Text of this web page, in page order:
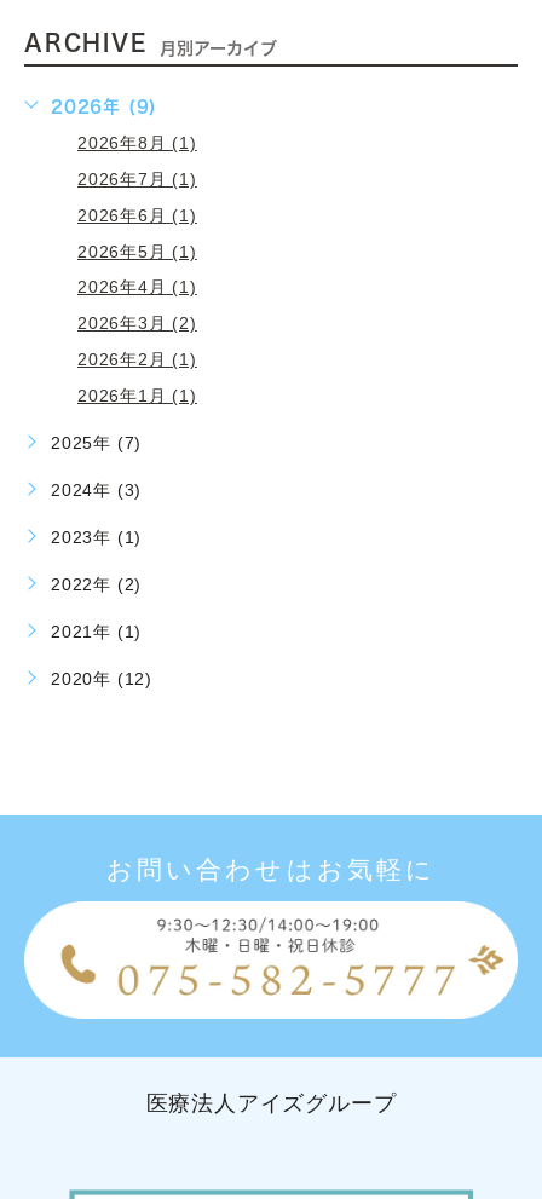
ARCHIVE 月別アーカイブ
2026年 (9)
2026年8月 (1)
2026年7月 (1)
2026年6月 (1)
2026年5月 (1)
2026年4月 (1)
2026年3月 (2)
2026年2月 (1)
2026年1月 (1)
2025年 (7)
2024年 (3)
2023年 (1)
2022年 (2)
2021年 (1)
2020年 (12)
お問い合わせはお気軽に
医療法人アイズグループ